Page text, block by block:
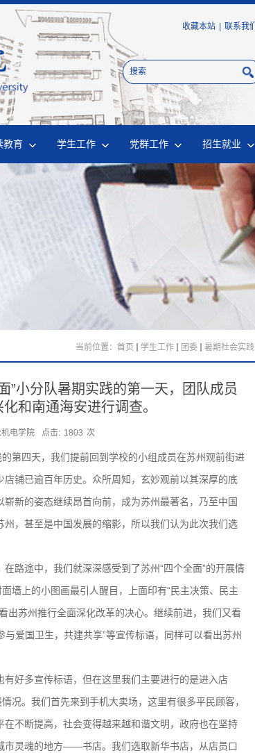
收藏本站 联系我们
教育 学生工作 党群工作 招生就业
当前位置： 首页 学生工作 团委 暑期社会实践
”小分队暑期实践的第一天，团队成员
和南通海安进行调查。
电学院 点击: 1803 次
第四天，我们提前回到学校的小组成员在苏州观前街进
铺已逾百年历史。众所周知，玄妙观前以其深厚的底
新的姿态继续昂首向前，成为苏州最著名，乃至中国
，甚至是中国发展的缩影，所以我们认为此次我们选
路途中，我们就深深感受到了苏州“四个全面”的开展情
墙上的小图画最引人醒目，上面印有“民主决策、民主
出苏州推行全面深化改革的决心。继续前进，我们又看
爱国卫生，共建共享”等宣传标语，同样可以看出苏州
好多宣传标语，但在这里我们主要进行的是进入店
况。我们首先来到手机大卖场，这里有很多平民顾客，
不断提高，社会变得越来越和谐文明，政府也在坚持
市灵魂的地方——书店。我们选取新华书店，从店员口